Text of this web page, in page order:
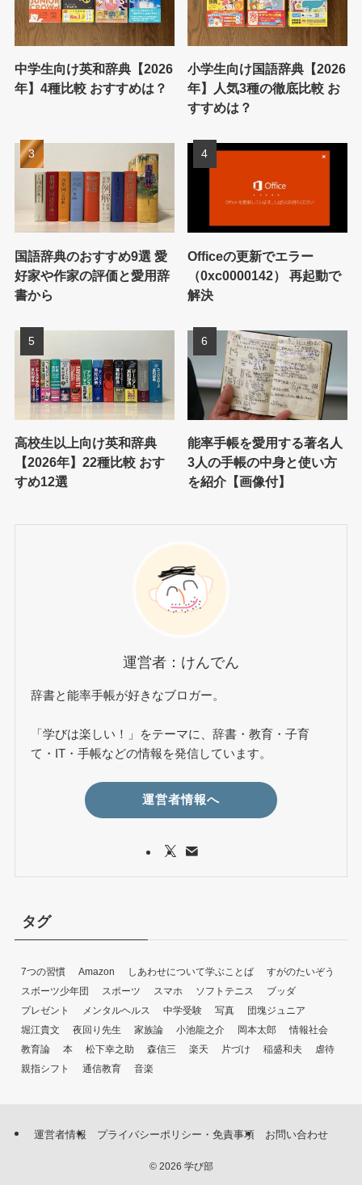
中学生向け英和辞典【2026
年】4種比較 おすすめは？
小学生向け国語辞典【2026
年】人気3種の徹底比較 お
すすめは？
国語辞典のおすすめ9選 愛
好家や作家の評価と愛用辞
書から
Officeの更新でエラー
（0xc0000142） 再起動で
解決
高校生以上向け英和辞典
【2026年】22種比較 おす
すめ12選
能率手帳を愛用する著名人
3人の手帳の中身と使い方
を紹介【画像付】
運営者：けんでん
辞書と能率手帳が好きなブロガー。
「学びは楽しい！」をテーマに、辞書・教育・子育
て・IT・手帳などの情報を発信しています。
運営者情報へ
タグ
7つの習慣 Amazon しあわせについて学ぶことば
すがのたいぞう
スボーツ少年団
スポーツ スマホ ソフトテニス
ブッダ
プレゼント
メンタルヘルス 中学受験 写真
団塊ジュニア
堀江貴文
夜回り先生 家族論 小池龍之介 岡本太郎
情報社会
教育論
本 松下幸之助 森信三 楽天 片づけ 稲盛和夫
虐待
親指シフト
通信教育 音楽
運営者情報 プライバシーポリシー・免責事項 お問い合わせ
©2026 学び部